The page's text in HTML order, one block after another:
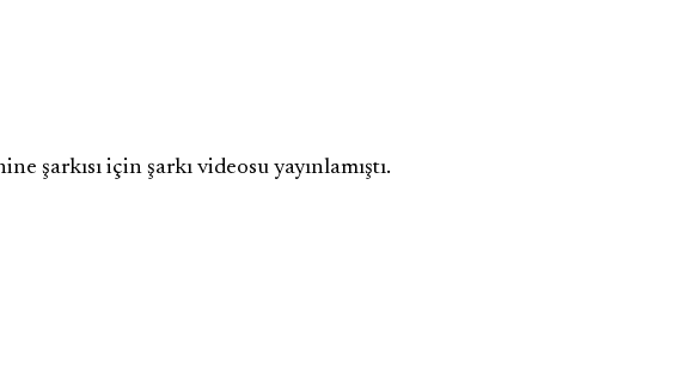
şarkısı için şarkı videosu yayınlamıştı.